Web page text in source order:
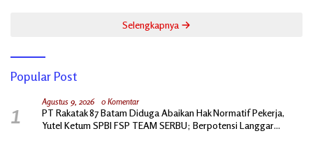
Selengkapnya
Popular Post
1 Agustus 9, 2026 0 Komentar
PT Rakatak 87 Batam Diduga Abaikan Hak Normatif Pekerja,
Yutel Ketum SPBI FSP TEAM SERBU; Berpotensi Langgar